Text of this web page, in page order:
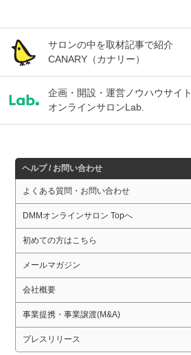
サロンの中を取材記事で紹介
CANARY（カナリー）
企画・開設・運営ノウハウサイト
オンラインサロンLab.
ヘルプ / お問い合わせ
よくある質問・お問い合わせ
DMMオンラインサロン Topへ
初めての方はこちら
メールマガジン
会社概要
事業提携・事業譲渡(M&A)
プレスリリース